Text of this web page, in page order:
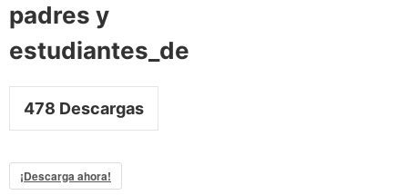
padres y
estudiantes_de
478 Descargas
¡Descarga ahora!